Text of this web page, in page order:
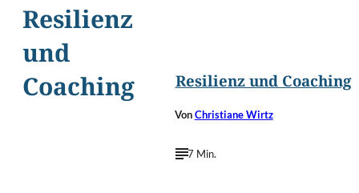
Resilienz
und
Coaching
Resilienz und Coaching
VonChristiane Wirtz
7 Min.